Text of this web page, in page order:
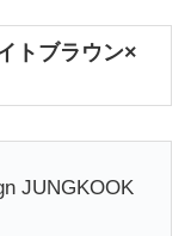
トブラウン×
JUNGKOOK